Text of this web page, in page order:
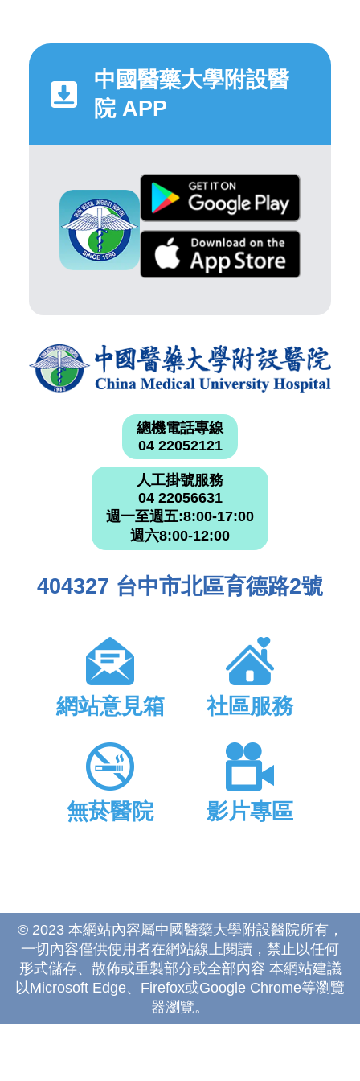
中國醫藥大學附設醫
院 APP
總機電話專線
04 22052121
人工掛號服務
04 22056631
週一至週五:8:00-17:00
週六8:00-12:00
404327 台中市北區育德路2號
網站意見箱 社區服務
無菸醫院 影片專區
© 2023 本網站內容屬中國醫藥大學附設醫院所有，
一切內容僅供使用者在網站線上閱讀，禁止以任何
形式儲存、散佈或重製部分或全部內容 本網站建議
以Microsoft Edge、Firefox或Google Chrome等瀏覽
器瀏覽。